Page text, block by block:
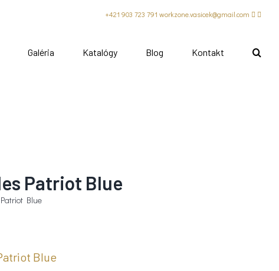
+421 903 723 791 workzone.vasicek@gmail.com
Galéria Katalógy Blog Kontakt
Patriot Blue
Blue
Blue